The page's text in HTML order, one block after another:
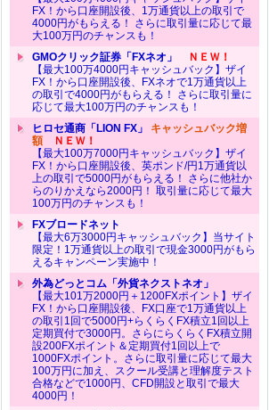
FX！から口座開設後、1万通貨以上の取引で
4000円がもらえる！ さらに取引量に応じて最
大100万円のチャンスも！
GMOクリック証券「FXネオ」
ＮＥＷ！
【最大100万4000円キャッシュバック】ザイ
FX！から口座開設後、FXネオで1万通貨以上
の取引で4000円がもらえる！ さらに取引量に
応じて最大100万円のチャンスも！
ヒロセ通商「LION FX」 キャッシュバック増
額ＮＥＷ！
【最大100万7000円キャッシュバック】ザイ
FX！から口座開設後、英ポンド/円1万通貨以
上の取引で5000円がもらえる！ さらに他社か
らのりかえなら2000円！ 取引量に応じて最大
100万円のチャンスも！
FXブロードネット
【最大6万3000円キャッシュバック】当サイト
限定！1万通貨以上の取引で現金3000円がもら
えるキャンペーン実施中！
外為どっとコム「外貨ネクストネオ」
【最大101万2000円＋1200FXポイント】ザイ
FX！から口座開設後、FX口座で1万通貨以上
の取引1回で5000円+らくらくFX積立1回以上
定期買付で3000円。さらにらくらくFX積立開
設200FXポイント＆定期買付1回以上で
1000FXポイント。さらに取引量に応じて最大
100万円に加え、スクール受講と理解度テスト
合格などで1000円、CFD開設と取引で最大
4000円！